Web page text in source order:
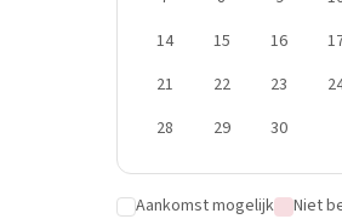
14
15 16
21
22 23
28
29 30
Aankomst mogelijk Niet